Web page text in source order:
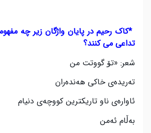
*کاک رحیم در پایان واژگان زیر چه
تداعی می کنند؟
شعر: «تۆ گووتت من
ته‌ریده‌ی خاکی هه‌نده‌ران
ئاواره‌ی ناو تاریکترین کووچه‌ی دنیام
به‌ڵام ئه‌من